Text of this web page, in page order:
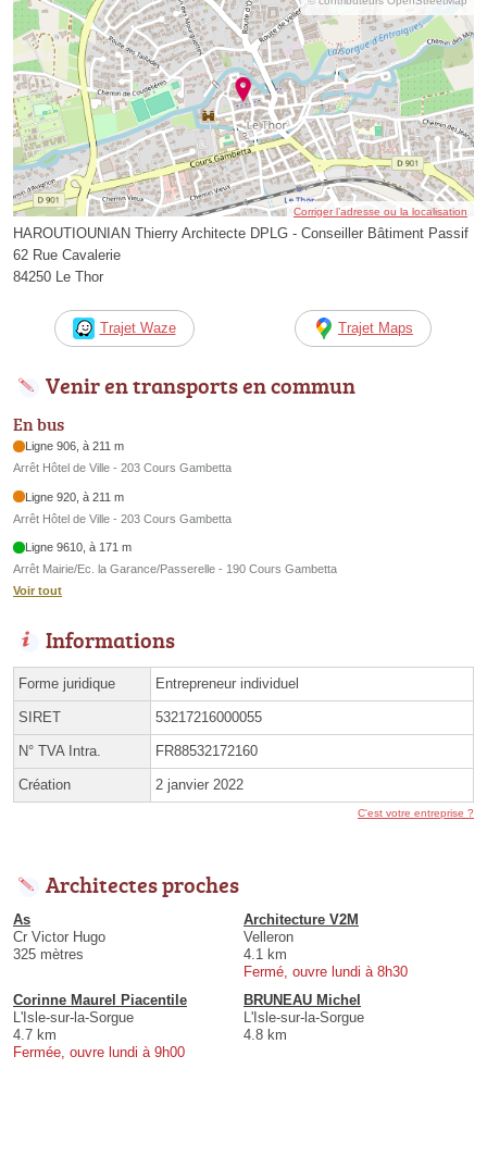
Corriger l’adresse ou la localisation
HAROUTIOUNIAN Thierry Architecte DPLG - Conseiller Bâtiment Passif
62 Rue Cavalerie
84250 Le Thor
Trajet Waze Trajet Maps
Venir en transports en commun
En bus
Ligne 906, à 211 m
Arrêt Hôtel de Ville - 203 Cours Gambetta
Ligne 920, à 211 m
Arrêt Hôtel de Ville - 203 Cours Gambetta
Ligne 9610, à 171 m
Arrêt Mairie/Ec. la Garance/Passerelle - 190 Cours Gambetta
Voir tout
Informations
Forme juridique Entrepreneur individuel
SIRET 53217216000055
N° TVA Intra. FR88532172160
Création 2 janvier 2022
C'est votre entreprise ?
Architectes proches
As
Cr Victor Hugo
325 mètres
Architecture V2M
Velleron
4.1 km
Fermé, ouvre lundi à 8h30
Corinne Maurel Piacentile
L'Isle-sur-la-Sorgue
4.7 km
Fermée, ouvre lundi à 9h00
BRUNEAU Michel
L'Isle-sur-la-Sorgue
4.8 km